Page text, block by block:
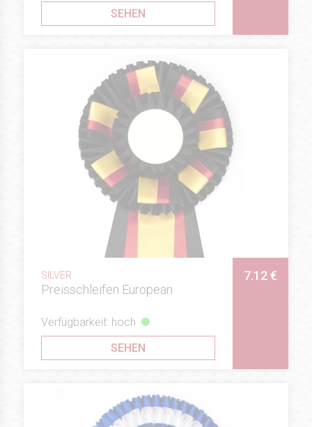
SEHEN
SILVER
Preisschleifen European
7.12 €
Verfügbarkeit: hoch
SEHEN